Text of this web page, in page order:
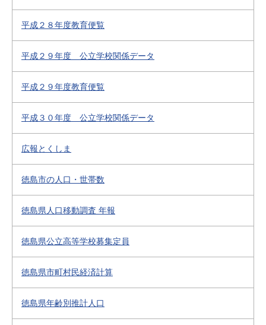
平成２８年度教育便覧
平成２９年度 公立学校関係データ
平成２９年度教育便覧
平成３０年度 公立学校関係データ
広報とくしま
徳島市の人口・世帯数
徳島県人口移動調査 年報
徳島県公立高等学校募集定員
徳島県市町村民経済計算
徳島県年齢別推計人口